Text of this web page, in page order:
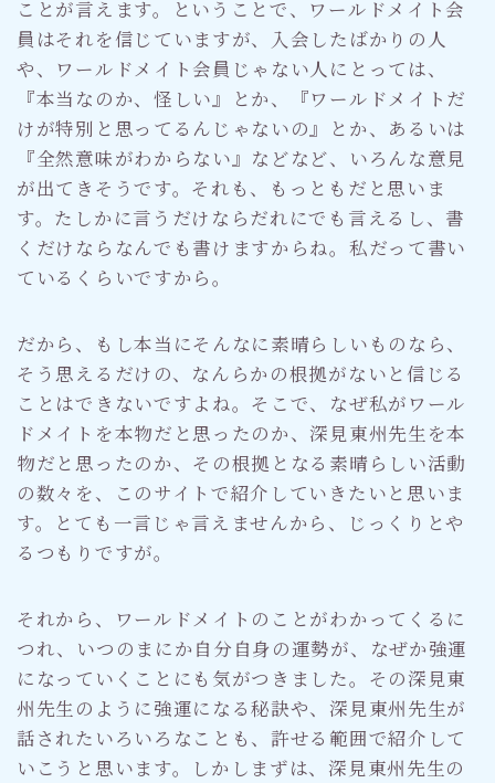
ことが言えます。ということで、ワールドメイト会
員はそれを信じていますが、入会したばかりの人
や、ワールドメイト会員じゃない人にとっては、
『本当なのか、怪しい』とか、『ワールドメイトだ
けが特別と思ってるんじゃないの』とか、あるいは
『全然意味がわからない』などなど、いろんな意見
が出てきそうです。それも、もっともだと思いま
す。たしかに言うだけならだれにでも言えるし、書
くだけならなんでも書けますからね。私だって書い
ているくらいですから。
だから、もし本当にそんなに素晴らしいものなら、
そう思えるだけの、なんらかの根拠がないと信じる
ことはできないですよね。そこで、なぜ私がワール
ドメイトを本物だと思ったのか、深見東州先生を本
物だと思ったのか、その根拠となる素晴らしい活動
の数々を、このサイトで紹介していきたいと思いま
す。とても一言じゃ言えませんから、じっくりとや
るつもりですが。
それから、ワールドメイトのことがわかってくるに
つれ、いつのまにか自分自身の運勢が、なぜか強運
になっていくことにも気がつきました。その深見東
州先生のように強運になる秘訣や、深見東州先生が
話されたいろいろなことも、許せる範囲で紹介して
いこうと思います。しかしまずは、深見東州先生の